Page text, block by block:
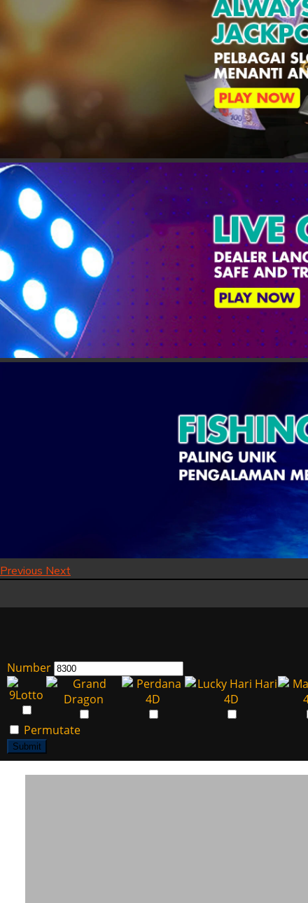
Previous Next
Number
Permutate
Submit